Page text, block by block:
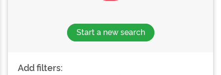
Start a new search
Add filters: